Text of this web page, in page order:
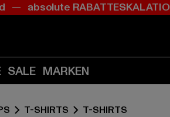
Zum
(Enter
drücken)
Zum
(Enter
drücken)
— absolute
SALE MARKEN
T-SHIRTS T-SHIRTS